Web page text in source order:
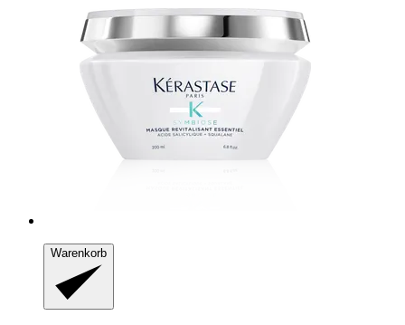
Warenkorb